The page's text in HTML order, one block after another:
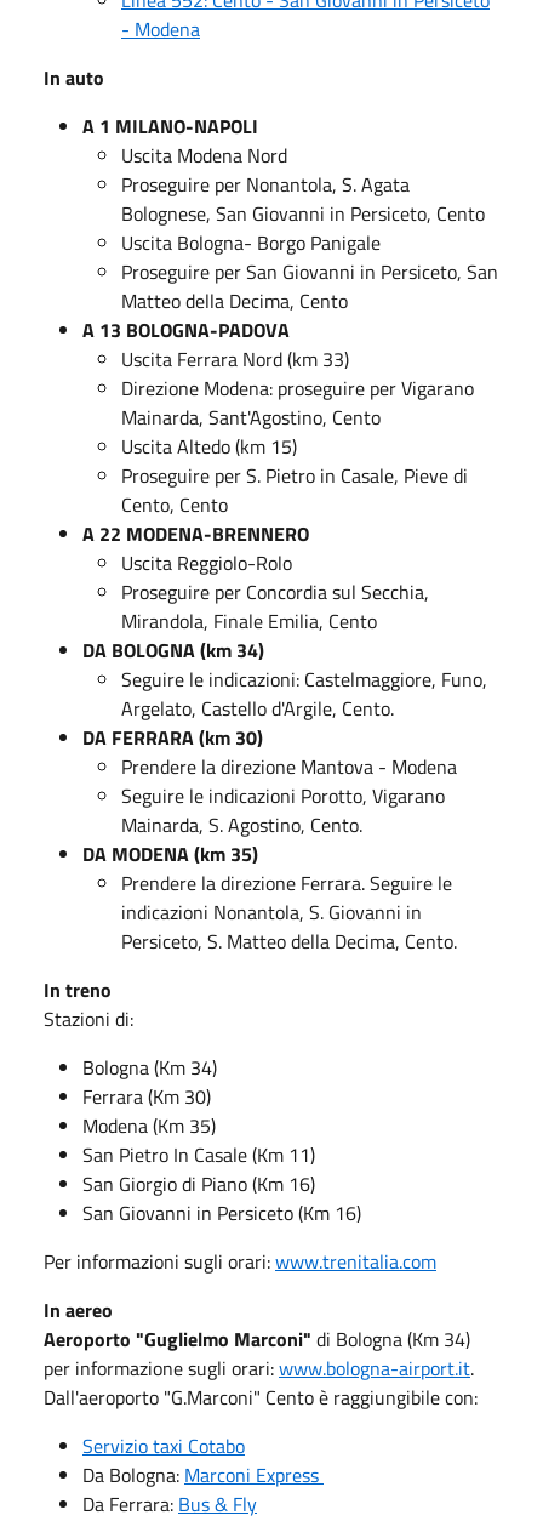
- Modena
In auto
A 1 MILANO-NAPOLI
Uscita Modena Nord
Proseguire per Nonantola, S. Agata
Bolognese, San Giovanni in Persiceto, Cento
Uscita Bologna- Borgo Panigale
Proseguire per San Giovanni in Persiceto, San
Matteo della Decima, Cento
A 13 BOLOGNA-PADOVA
Uscita Ferrara Nord (km 33)
Direzione Modena: proseguire per Vigarano
Mainarda, Sant'Agostino, Cento
Uscita Altedo (km 15)
Proseguire per S. Pietro in Casale, Pieve di
Cento, Cento
A 22 MODENA-BRENNERO
Uscita Reggiolo-Rolo
Proseguire per Concordia sul Secchia,
Mirandola, Finale Emilia, Cento
DA BOLOGNA (km 34)
Seguire le indicazioni: Castelmaggiore, Funo,
Argelato, Castello d'Argile, Cento.
DA FERRARA (km 30)
Prendere la direzione Mantova - Modena
Seguire le indicazioni Porotto, Vigarano
Mainarda, S. Agostino, Cento.
DA MODENA (km 35)
Prendere la direzione Ferrara. Seguire le
indicazioni Nonantola, S. Giovanni in
Persiceto, S. Matteo della Decima, Cento.
In treno
Stazioni di:
Bologna (Km 34)
Ferrara (Km 30)
Modena (Km 35)
San Pietro In Casale (Km 11)
San Giorgio di Piano (Km 16)
San Giovanni in Persiceto (Km 16)
Per informazioni sugli orari:www.trenitalia.com
In aereo
Aeroporto "Guglielmo Marconi" di Bologna (Km 34)
per informazione sugli orari:www.bologna-airport.it.
Dall'aeroporto "G.Marconi" Cento è raggiungibile con:
Servizio taxi Cotabo
Da Bologna: Marconi Express
Da Ferrara: Bus & Fly